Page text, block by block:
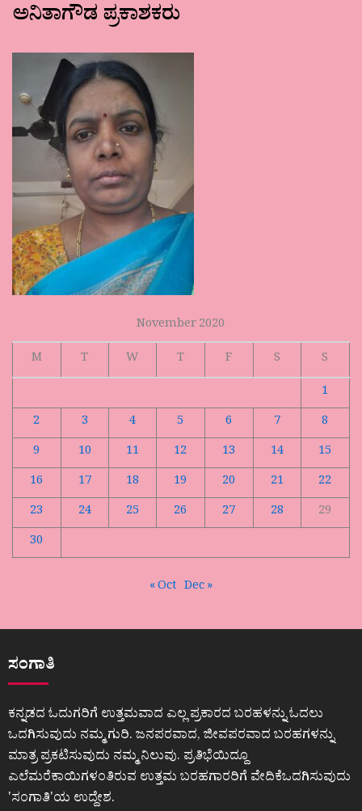
ಅನಿತಾಗೌಡ ಪ್ರಕಾಶಕರು
November 2020
M
T W T F S
S
1
2
3 4 5 6 7
8
9
10 11 12 13 14
15
16
17 18 19 20 21
22
23
24 25 26 27 28
29
30
« Oct Dec »
ಸಂಗಾತಿ
ಕನ್ನಡದ ಓದುಗರಿಗೆ ಉತ್ತಮವಾದ ಎಲ್ಲ ಪ್ರಕಾರದ ಬರಹಳನ್ನು ಓದಲು
ಒದಗಿಸುವುದು ನಮ್ಮ ಗುರಿ. ಜನಪರವಾದ, ಜೀವಪರವಾದ ಬರಹಗಳನ್ನು
ಮಾತ್ರ ಪ್ರಕಟಿಸುವುದು ನಮ್ಮ ನಿಲುವು. ಪ್ರತಿಭೆಯಿದ್ದೂ
ಎಲೆಮರೆಕಾಯಿಗಳಂತಿರುವ ಉತ್ತಮ ಬರಹಗಾರರಿಗೆ ವೇದಿಕೆಒದಗಿಸುವುದು
ʼಸಂಗಾತಿʼಯ ಉದ್ದೇಶ.